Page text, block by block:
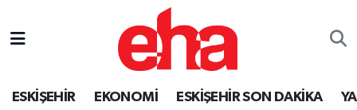
ESKİŞEHİR EKONOMİ ESKİŞEHİR SON DAKİKA